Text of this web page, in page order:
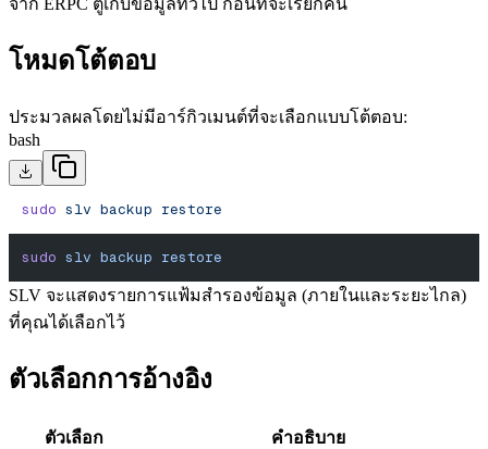
โหมดโต้ตอบ
ประมวลผลโดยไม่มีอาร์กิวเมนต์ที่จะเลือกแบบโต้ตอบ:
bash
sudo slv backup restore
sudo slv backup restore
SLV จะแสดงรายการแฟ้มสํารองข้อมูล (ภายในและระยะไกล)
ที่คุณได้เลือกไว้
ตัวเลือกการอ้างอิง
ตัวเลือก คําอธิบาย